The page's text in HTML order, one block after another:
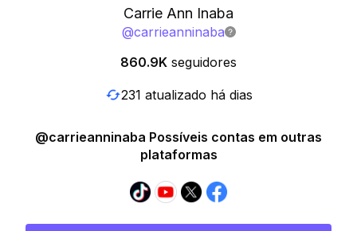
Carrie Ann Inaba
@carrieanninaba
860.9K seguidores
231 atualizado há dias
@carrieanninaba Possíveis contas em outras
plataformas